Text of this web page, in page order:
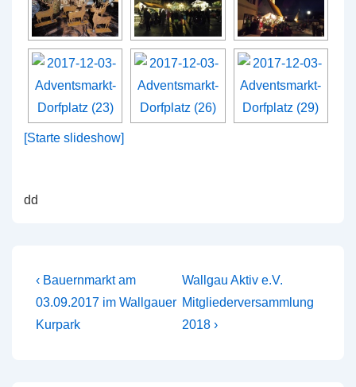
[Starte slideshow]
dd
Beitragsnavigation
Vorheriger
Beitrag
ist
‹ Bauernmarkt am
03.09.2017 im Wallgauer
Kurpark
Nächster
Beitrag
ist
Wallgau Aktiv e.V.
Mitgliederversammlung
2018 ›